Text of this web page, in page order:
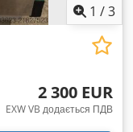
1 /3
2 300 EUR
EXW VB додається ПДВ